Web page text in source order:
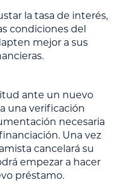
la tasa de interés,
condiciones del
mejor a sus
ante un nuevo
una verificación
necesaria
Una vez
cancelará su
empezar a hacer
préstamo.